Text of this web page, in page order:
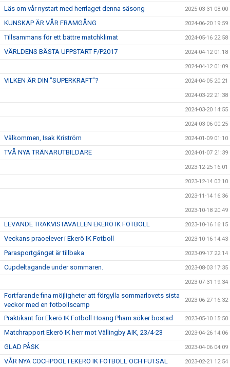
Läs om vår nystart med herrlaget denna säsong 2025-03-31 08:00
KUNSKAP ÄR VÅR FRAMGÅNG 2024-06-20 19:59
Tillsammans för ett bättre matchklimat 2024-05-16 22:58
VÄRLDENS BÄSTA UPPSTART F/P2017 2024-04-12 01:18
2024-04-12 01:09
VILKEN ÄR DIN "SUPERKRAFT"? 2024-04-05 20:21
2024-03-22 21:38
2024-03-20 14:55
2024-03-06 00:25
Välkommen, Isak Kriström 2024-01-09 01:10
TVÅ NYA TRÄNARUTBILDARE 2024-01-07 21:39
2023-12-25 16:01
2023-12-14 03:10
2023-11-14 16:36
2023-10-18 20:49
LEVANDE TRÄKVISTAVALLEN EKERÖ IK FOTBOLL 2023-10-16 16:15
Veckans praoelever i Ekerö IK Fotboll 2023-10-16 14:43
Parasportgänget är tillbaka 2023-09-17 22:14
Cupdeltagande under sommaren. 2023-08-03 17:35
2023-07-31 19:34
Fortfarande fina möjligheter att förgylla sommarlovets sista
veckor med en fotbollscamp
2023-06-27 16:32
Praktikant för Ekerö IK Fotboll Hoang Pham söker bostad 2023-05-10 15:50
Matchrapport Ekerö IK herr mot Vällingby AIK, 23/4-23 2023-04-26 14:06
GLAD PÅSK 2023-04-06 04:09
VÅR NYA COCHPOOL I EKERÖ IK FOTBOLL OCH FUTSAL 2023-02-21 12:54